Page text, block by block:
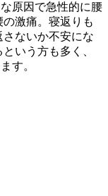
原因で急性的に腰
激痛。寝返りも
ないか不安にな
いう方も多く、
す。